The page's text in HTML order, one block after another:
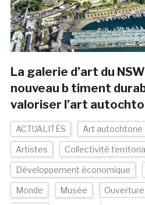
La galerie d’art du
nouveau b timent
valoriser l’art
ACTUALITÉS Art autochtone
Artistes Collectivité
Développement économique
Monde Musée